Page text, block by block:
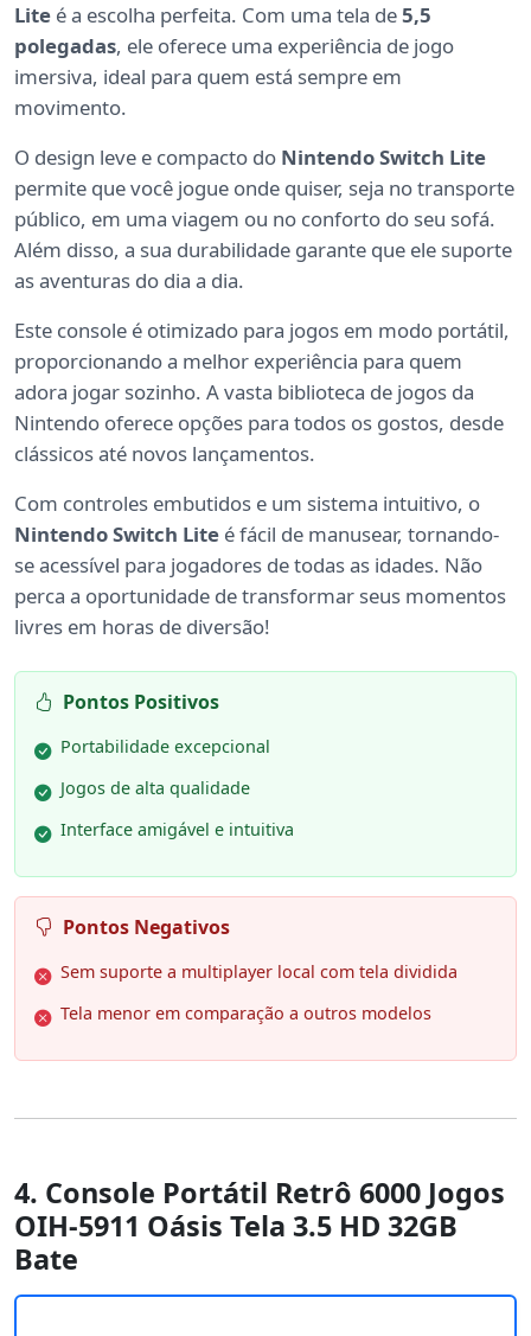
Lite é a escolha perfeita. Com uma tela de5,5
polegadas, ele oferece uma experiência de jogo
imersiva, ideal para quem está sempre em
movimento.
O design leve e compacto do Nintendo Switch Lite
permite que você jogue onde quiser, seja no transporte
público, em uma viagem ou no conforto do seu sofá.
Além disso, a sua durabilidade garante que ele suporte
as aventuras do dia a dia.
Este console é otimizado para jogos em modo portátil,
proporcionando a melhor experiência para quem
adora jogar sozinho. A vasta biblioteca de jogos da
Nintendo oferece opções para todos os gostos, desde
clássicos até novos lançamentos.
Com controles embutidos e um sistema intuitivo, o
Nintendo Switch Lite é fácil de manusear, tornando-
se acessível para jogadores de todas as idades. Não
perca a oportunidade de transformar seus momentos
livres em horas de diversão!
Pontos Positivos
Portabilidade excepcional
Jogos de alta qualidade
Interface amigável e intuitiva
Pontos Negativos
Sem suporte a multiplayer local com tela dividida
Tela menor em comparação a outros modelos
4. Console Portátil Retrô 6000 Jogos
OIH-5911 Oásis Tela 3.5 HD 32GB
Bate